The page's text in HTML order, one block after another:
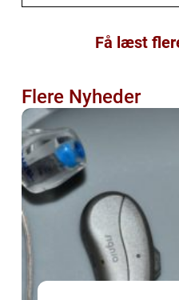
Få læst
Flere Nyheder